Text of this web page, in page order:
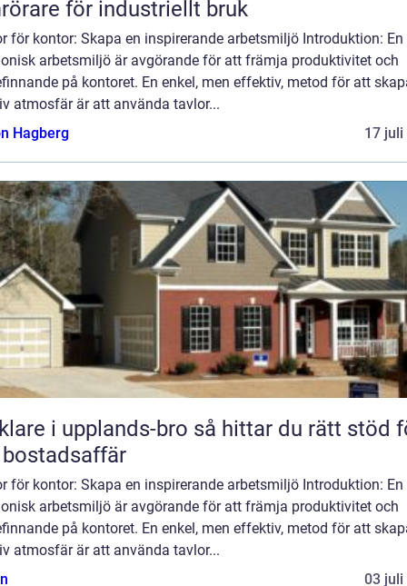
för industriellt bruk
för kontor: Skapa en inspirerande arbetsmiljö Introduktion: En
arbetsmiljö är avgörande för att främja produktivitet och
på kontoret. En enkel, men effektiv, metod för att
atmosfär är att använda tavlor...
Hagberg
17 juli
i upplands-bro så hittar du rätt stöd för
för kontor: Skapa en inspirerande arbetsmiljö Introduktion: En
arbetsmiljö är avgörande för att främja produktivitet och
på kontoret. En enkel, men effektiv, metod för att
atmosfär är att använda tavlor...
03 juli